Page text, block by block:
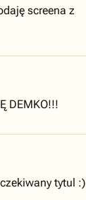
screena z
DEMKO!!!
tytul :)